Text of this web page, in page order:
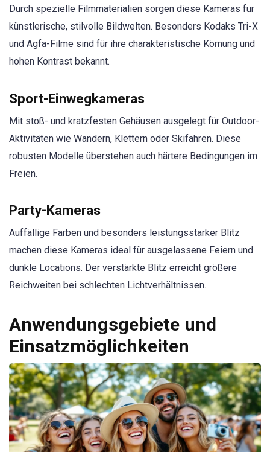
Durch spezielle Filmmaterialien sorgen diese Kameras für
künstlerische, stilvolle Bildwelten. Besonders Kodaks Tri-X
und Agfa-Filme sind für ihre charakteristische Körnung und
hohen Kontrast bekannt.
Sport-Einwegkameras
Mit stoß- und kratzfesten Gehäusen ausgelegt für Outdoor-
Aktivitäten wie Wandern, Klettern oder Skifahren. Diese
robusten Modelle überstehen auch härtere Bedingungen im
Freien.
Party-Kameras
Auffällige Farben und besonders leistungsstarker Blitz
machen diese Kameras ideal für ausgelassene Feiern und
dunkle Locations. Der verstärkte Blitz erreicht größere
Reichweiten bei schlechten Lichtverhältnissen.
Anwendungsgebiete und
Einsatzmöglichkeiten